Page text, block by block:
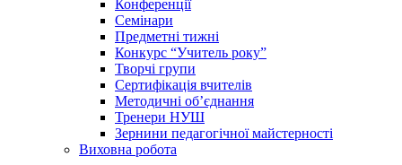
Конференції
Семінари
Предметні тижні
Конкурс “Учитель року”
Творчі групи
Сертифікація вчителів
Методичні об’єднання
Тренери НУШ
Зернини педагогічної майстерності
Виховна робота